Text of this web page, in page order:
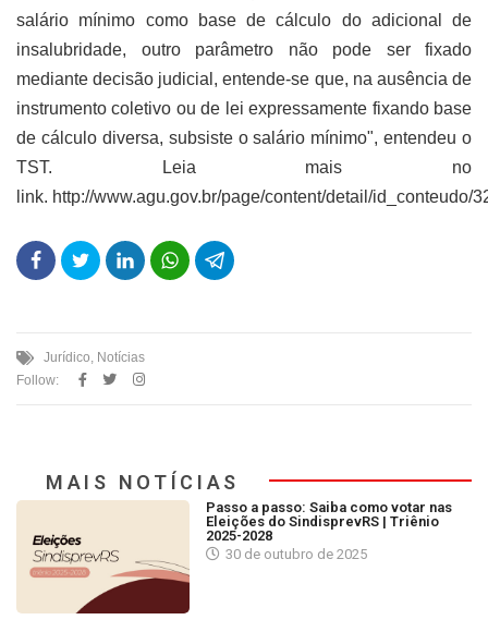
salário mínimo como base de cálculo do adicional de
insalubridade, outro parâmetro não pode ser fixado
mediante decisão judicial, entende-se que, na ausência de
instrumento coletivo ou de lei expressamente fixando base
de cálculo diversa, subsiste o salário mínimo", entendeu o
TST. Leia mais no
link. http://www.agu.gov.br/page/content/detail/id_conteudo/
Jurídico, Notícias
Follow:
MAIS NOTÍCIAS
Passo a passo: Saiba como votar nas
Eleições do SindisprevRS | Triênio
2025-2028
30 de outubro de 2025